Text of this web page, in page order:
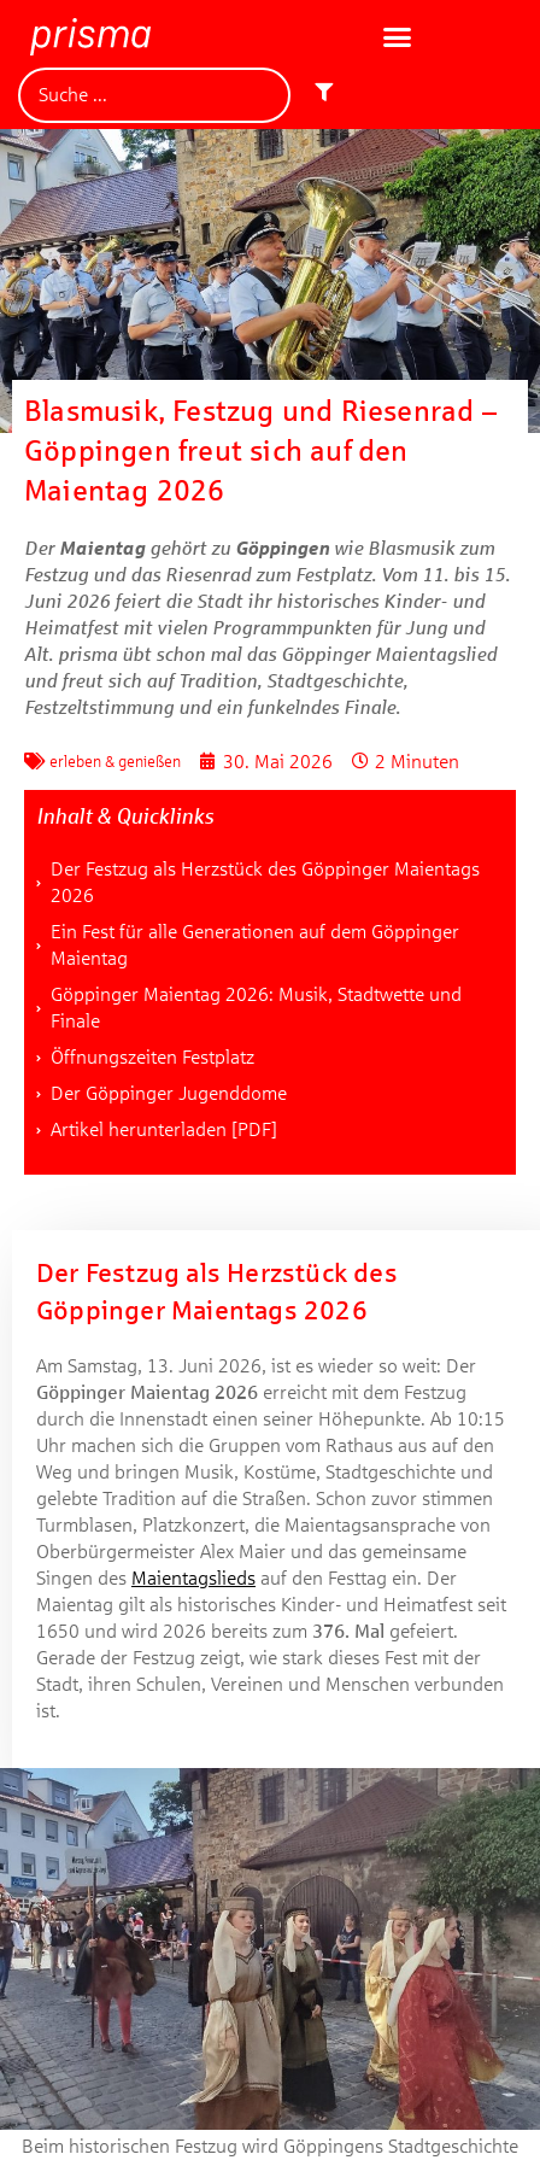
Blasmusik, Festzug und Riesenrad –
Göppingen freut sich auf den
Maientag 2026
Der Maientaggehört zu Göppingen wie Blasmusik zum
Festzug und das Riesenrad zum Festplatz. Vom 11. bis 15.
Juni 2026 feiert die Stadt ihr historisches Kinder- und
Heimatfest mit vielen Programmpunkten für Jung und
Alt. prisma übt schon mal das Göppinger Maientagslied
und freut sich auf Tradition, Stadtgeschichte,
Festzeltstimmung und ein funkelndes Finale.
erleben & genießen 30. Mai 2026 2 Minuten
Inhalt & Quicklinks
Der Festzug als Herzstück des Göppinger Maientags
2026
Ein Fest für alle Generationen auf dem Göppinger
Maientag
Göppinger Maientag 2026: Musik, Stadtwette und
Finale
Öffnungszeiten Festplatz
Der Göppinger Jugenddome
Artikel herunterladen [PDF]
Der Festzug als Herzstück des
Göppinger Maientags 2026
Am Samstag, 13. Juni 2026, ist es wieder so weit: Der
Göppinger Maientag 2026 erreicht mit dem Festzug
durch die Innenstadt einen seiner Höhepunkte. Ab 10:15
Uhr machen sich die Gruppen vom Rathaus aus auf den
Weg und bringen Musik, Kostüme, Stadtgeschichte und
gelebte Tradition auf die Straßen. Schon zuvor stimmen
Turmblasen, Platzkonzert, die Maientagsansprache von
Oberbürgermeister Alex Maier und das gemeinsame
Singen des Maientagslieds auf den Festtag ein. Der
Maientag gilt als historisches Kinder- und Heimatfest seit
1650 und wird 2026 bereits zum 376. Mal gefeiert.
Gerade der Festzug zeigt, wie stark dieses Fest mit der
Stadt, ihren Schulen, Vereinen und Menschen verbunden
ist.
Beim historischen Festzug wird Göppingens Stadtgeschichte